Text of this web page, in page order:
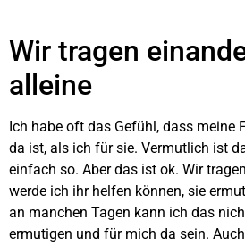
Wir tragen
alleine
Ich habe oft das Gefühl, dass meine
da ist, als ich für sie. Vermutlich ist
einfach so. Aber das ist ok. Wir
werde ich ihr helfen können, sie
an manchen Tagen kann ich das
ermutigen und für mich da sein.